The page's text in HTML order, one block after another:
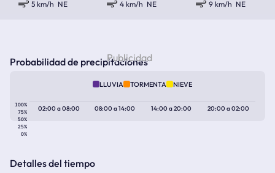
5 km/h NE 4 km/h NE 9 km/h NE
Probabilidad de precipitaciones
LLUVIA TORMENTA NIEVE
100%
75%
50%
25%
0%
02:00a08:00 08:00a14:00 14:00a20:00 20:00a02:00
Detalles del tiempo